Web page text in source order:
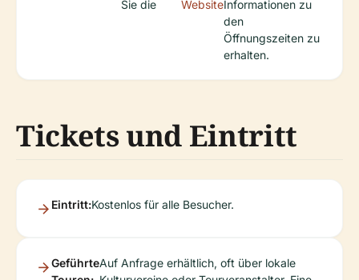
Sie die
WebsiteInformationen zu
den
Öffnungszeiten zu
erhalten.
Tickets und Eintritt
Eintritt:Kostenlos für alle Besucher.
GeführteAuf Anfrage erhältlich, oft über lokale